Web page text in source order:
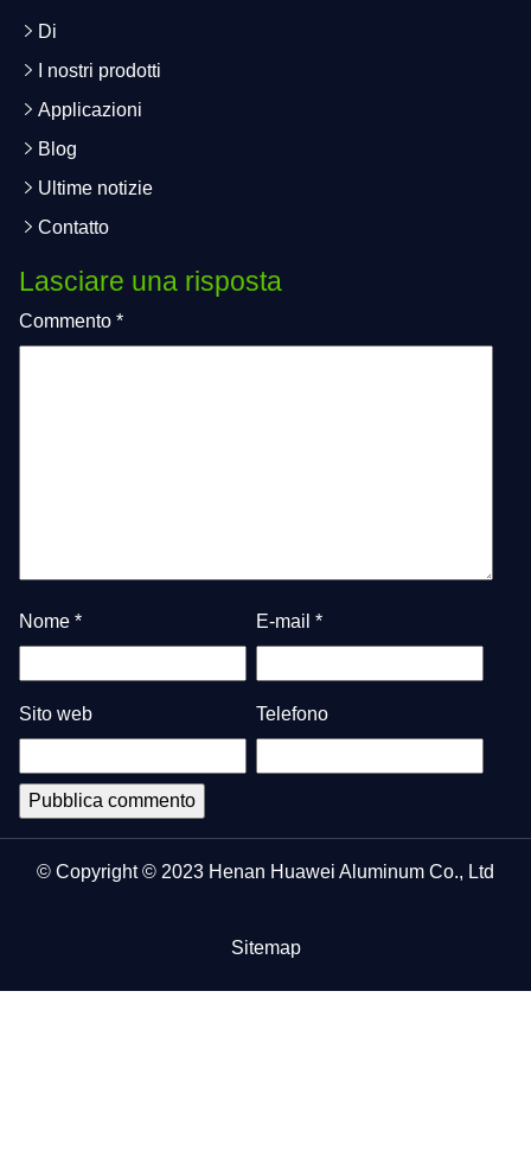
Di
I nostri prodotti
Applicazioni
Blog
Ultime notizie
Contatto
Lasciare una risposta
Commento *
Nome * E-mail *
Sito web Telefono
© Copyright © 2023 Henan Huawei Aluminum Co., Ltd
Sitemap